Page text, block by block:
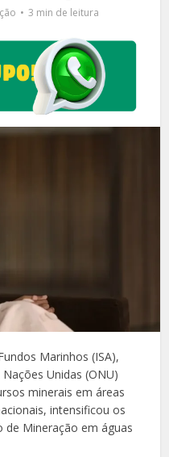
3 min de leitura
Marinhos (ISA),
Unidas (ONU)
minerais em áreas
intensificou os
de Mineração em águas